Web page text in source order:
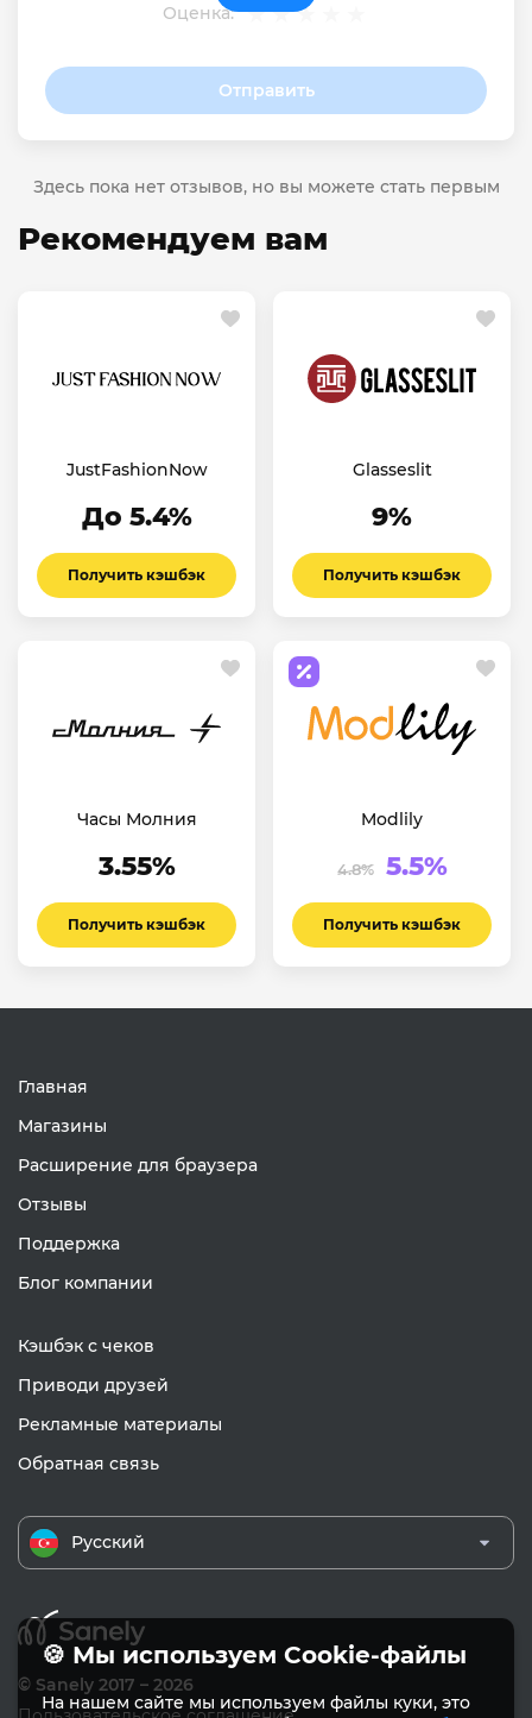
Оценка:
Отправить
Здесь пока нет отзывов, но вы можете стать первым
Рекомендуем вам
JustFashionNow
До 5.4%
Получить кэшбэк
Glasseslit
9%
Получить кэшбэк
Часы Молния
3.55%
Получить кэшбэк
Modlily
4.8% 5.5%
Получить кэшбэк
Главная
Магазины
Расширение для браузера
Отзывы
Поддержка
Блог компании
Кэшбэк с чеков
Приводи друзей
Рекламные материалы
Обратная связь
Русский
© Sanely 2017 – 2026
🍪 Мы используем Cookie-файлы
На нашем сайте мы используем файлы куки, это